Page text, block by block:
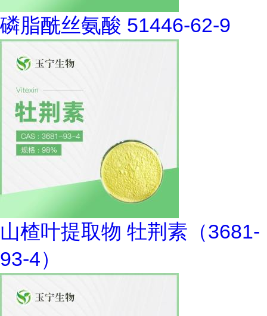
磷脂酰丝氨酸 51446-62-9
山楂叶提取物 牡荆素（3681-
93-4）